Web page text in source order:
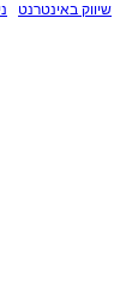
שיווק באינטרנט